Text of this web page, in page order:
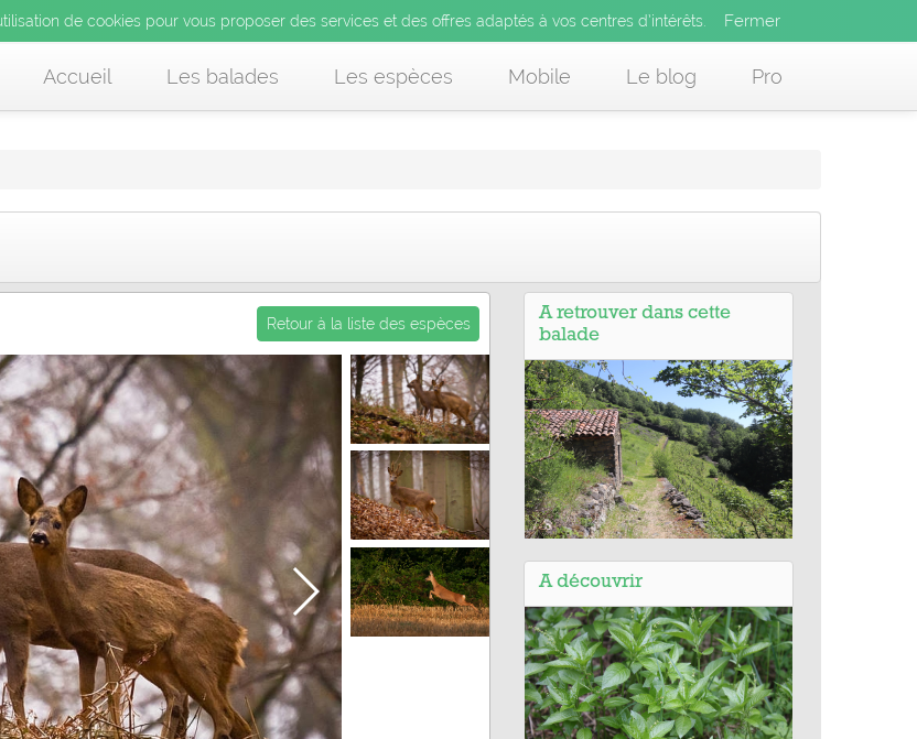
de cookies pour vous proposer des services et des offres adaptés à vos centres d’intérêts. x
Accueil Les balades Les espèces Mobile Le blog Pro
de cookies pour vous proposer des services et des offres adaptés à vos centres d’intérêts. Fermer
de cookies pour vous proposer des services et des offres adaptés à vos centres d’intérêts.
Retour à la liste des espèces
A retrouver dans cette
balade
(15) - Palhàs de Molompize -
Espace Naturel Sensible
A découvrir